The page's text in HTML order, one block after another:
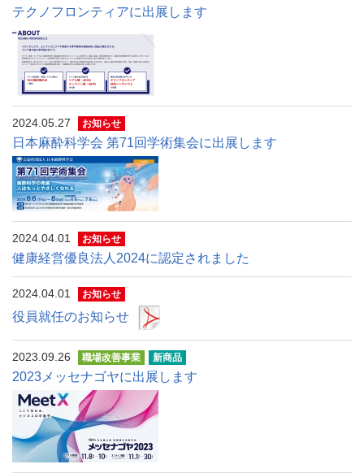
テクノフロンティアに出展します
2024.05.27 お知らせ
日本麻酔科学会 第71回学術集会に出展します
2024.04.01 お知らせ
健康経営優良法人2024に認定されました
2024.04.01 お知らせ
役員就任のお知らせ
2023.09.26 職場改善事業 新商品
2023メッセナゴヤに出展します